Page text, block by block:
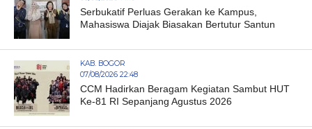
Serbukatif Perluas Gerakan ke Kampus,
Mahasiswa Diajak Biasakan Bertutur Santun
KAB. BOGOR
07/08/2026 22:48
CCM Hadirkan Beragam Kegiatan Sambut HUT
Ke-81 RI Sepanjang Agustus 2026